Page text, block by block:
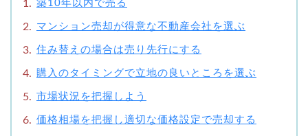
築10年以内で売る
マンション売却が得意な不動産会社を選ぶ
住み替えの場合は売り先行にする
購入のタイミングで立地の良いところを選ぶ
市場状況を把握しよう
価格相場を把握し適切な価格設定で売却する